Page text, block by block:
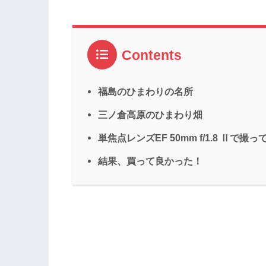
Contents
福島のひまわりの名所
三ノ倉高原のひまわり畑
単焦点レンズEF 50mm f/1.8 Ⅱで撮って
結果、買って良かった！